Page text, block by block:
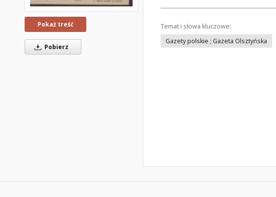
Pokaż treść
Pobierz
Temat i słowa kluczowe:
Gazety polskie ; Gazeta Olsztyńska